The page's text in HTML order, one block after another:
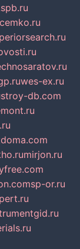
cemko.ru
wes-ex.ru
stroy-db.com
mirjon.ru
sp-or.ru